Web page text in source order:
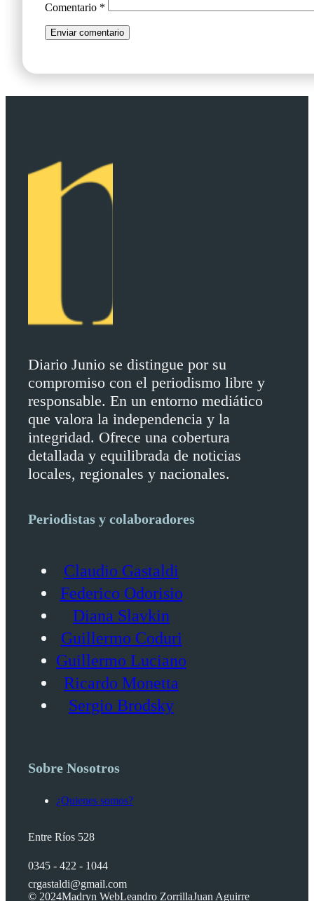
Comentario *
Diario Junio se distingue por su
compromiso con el periodismo libre y
responsable. En un entorno mediático
que valora la independencia y la
integridad. Ofrece una cobertura
detallada y equilibrada de noticias
locales, regionales y nacionales.
Periodistas y colaboradores
Claudio Gastaldi
Federico Odorisio
Diana Slavkin
Guillermo Coduri
Guillermo Luciano
Ricardo Monetta
Sergio Brodsky
Sobre Nosotros
¿Quienes somos?
Entre Ríos 528
0345 - 422 - 1044
crgastaldi@gmail.com
© 2024Madryn WebLeandro ZorrillaJuan Aguirre